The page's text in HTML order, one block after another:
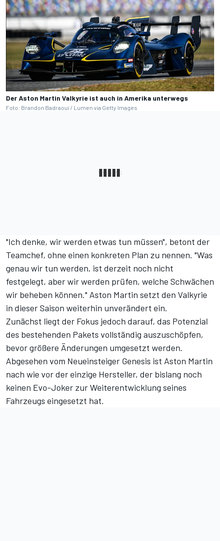
Der Aston Martin Valkyrie ist auch in Amerika unterwegs
Foto: Brandon Badraoui / Lumen via Getty Images
"Ich denke, wir werden etwas tun müssen", betont der
Teamchef, ohne einen konkreten Plan zu nennen. "Was
genau wir tun werden, ist derzeit noch nicht
festgelegt, aber wir werden prüfen, welche Schwächen
wir beheben können." Aston Martin setzt den Valkyrie
in dieser Saison weiterhin unverändert ein.
Zunächst liegt der Fokus jedoch darauf, das Potenzial
des bestehenden Pakets vollständig auszuschöpfen,
bevor größere Änderungen umgesetzt werden.
Abgesehen vom Neueinsteiger Genesis ist Aston Martin
nach wie vor der einzige Hersteller, der bislang noch
keinen Evo-Joker zur Weiterentwicklung seines
Fahrzeugs eingesetzt hat.